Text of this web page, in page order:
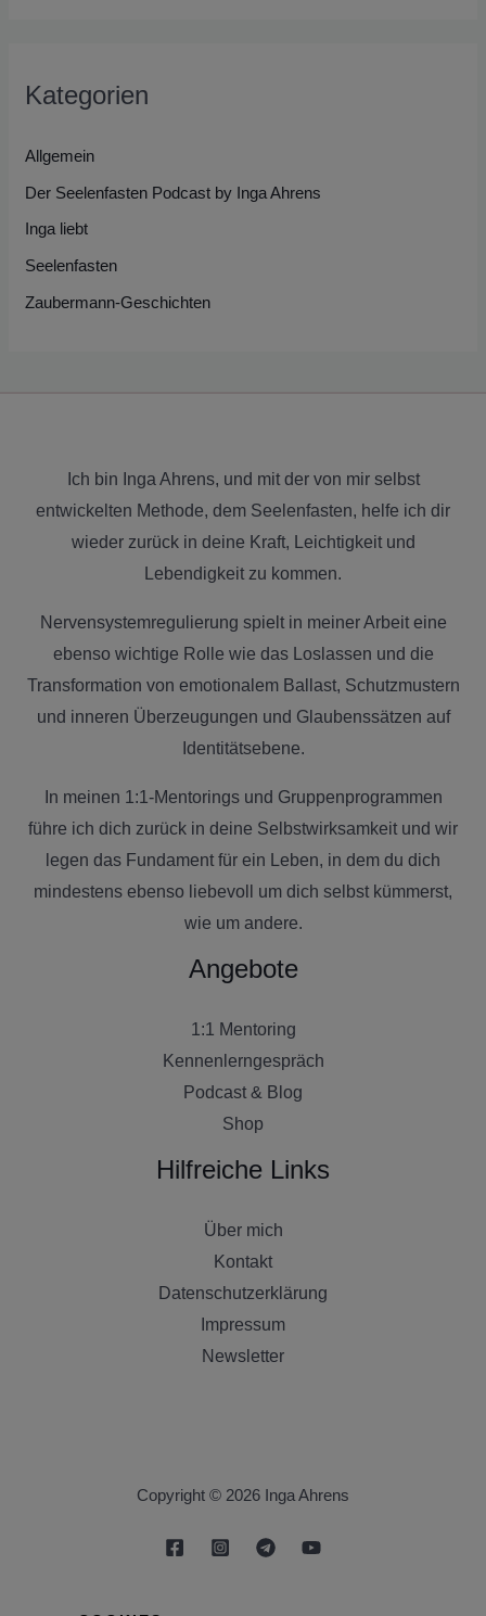
Kategorien
Allgemein
Der Seelenfasten Podcast by Inga Ahrens
Inga liebt
Seelenfasten
Zaubermann-Geschichten
Ich bin Inga Ahrens, und mit der von mir selbst
entwickelten Methode, dem Seelenfasten, helfe ich dir
wieder zurück in deine Kraft, Leichtigkeit und
Lebendigkeit zu kommen.
Nervensystemregulierung spielt in meiner Arbeit eine
ebenso wichtige Rolle wie das Loslassen und die
Transformation von emotionalem Ballast, Schutzmustern
und inneren Überzeugungen und Glaubenssätzen auf
Identitätsebene.
In meinen 1:1-Mentorings und Gruppenprogrammen
führe ich dich zurück in deine Selbstwirksamkeit und wir
legen das Fundament für ein Leben, in dem du dich
mindestens ebenso liebevoll um dich selbst kümmerst,
wie um andere.
Angebote
1:1 Mentoring
Kennenlerngespräch
Podcast & Blog
Shop
Hilfreiche Links
Über mich
Kontakt
Datenschutzerklärung
Impressum
Newsletter
Copyright © 2026 Inga Ahrens